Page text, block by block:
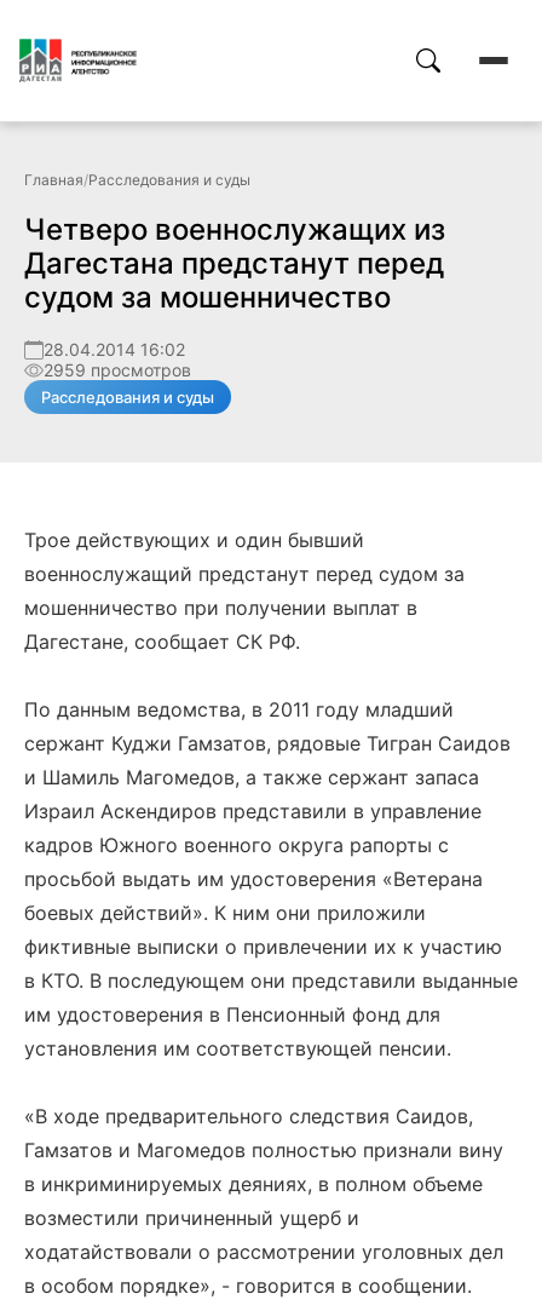
Главная/Расследования и суды
Четверо военнослужащих из
Дагестана предстанут перед
судом за мошенничество
28.04.2014 16:02
2959 просмотров
Расследования и суды
Трое действующих и один бывший
военнослужащий предстанут перед судом за
мошенничество при получении выплат в
Дагестане, сообщает СК РФ.
По данным ведомства, в 2011 году младший
сержант Куджи Гамзатов, рядовые Тигран Саидов
и Шамиль Магомедов, а также сержант запаса
Израил Аскендиров представили в управление
кадров Южного военного округа рапорты с
просьбой выдать им удостоверения «Ветерана
боевых действий». К ним они приложили
фиктивные выписки о привлечении их к участию
в КТО. В последующем они представили выданные
им удостоверения в Пенсионный фонд для
установления им соответствующей пенсии.
«В ходе предварительного следствия Саидов,
Гамзатов и Магомедов полностью признали вину
в инкриминируемых деяниях, в полном объеме
возместили причиненный ущерб и
ходатайствовали о рассмотрении уголовных дел
в особом порядке», - говорится в сообщении.